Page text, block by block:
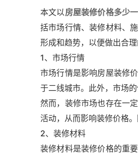
本文以房屋装修价格多少
括市场行情、装修材料、
形成和趋势，以便做出合理
1、市场行情
市场行情是影响房屋装修
于二线城市。此外，市场
然而，装修市场也存在一
活动，从而影响装修价格
2、装修材料
装修材料是装修价格的重